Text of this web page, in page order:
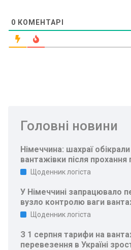
0 КОМЕНТАРІ
Головні новини
Німеччина: шахраї
вантажівки після
Щоденник логіста
У Німеччині запрацювало
вузло контролю ваги
Щоденник логіста
З 1 серпня тарифи на
перевезення в Україні